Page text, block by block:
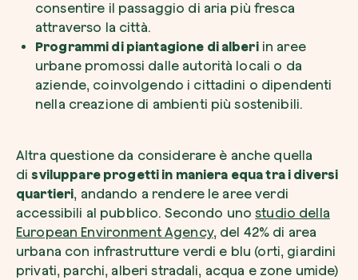
consentire il passaggio di aria più fresca
attraverso la città.
Programmi di piantagione di alberiin aree
urbane promossi dalle autorità locali o da
aziende, coinvolgendo i cittadini o dipendenti
nella creazione di ambienti più sostenibili.
Altra questione da considerare è anche quella
disviluppare progetti in maniera equa tra i diversi
quartieri, andando a rendere le aree verdi
accessibili al pubblico. Secondo unostudio della
European Environment Agency, del 42% di area
urbana con infrastrutture verdi e blu (orti, giardini
privati, parchi, alberi stradali, acqua e zone umide)